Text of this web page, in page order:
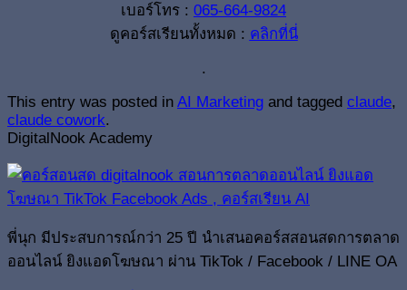
เบอร์โทร : 065-664-9824
ดูคอร์สเรียนทั้งหมด : คลิกที่นี่
.
This entry was posted in AI Marketing and tagged claude,
claude cowork.
DigitalNook Academy
พี่นุก มีประสบการณ์กว่า 25 ปี นำเสนอคอร์สสอนสดการตลาด
ออนไลน์ ยิงแอดโฆษณา ผ่าน TikTok / Facebook / LINE OA